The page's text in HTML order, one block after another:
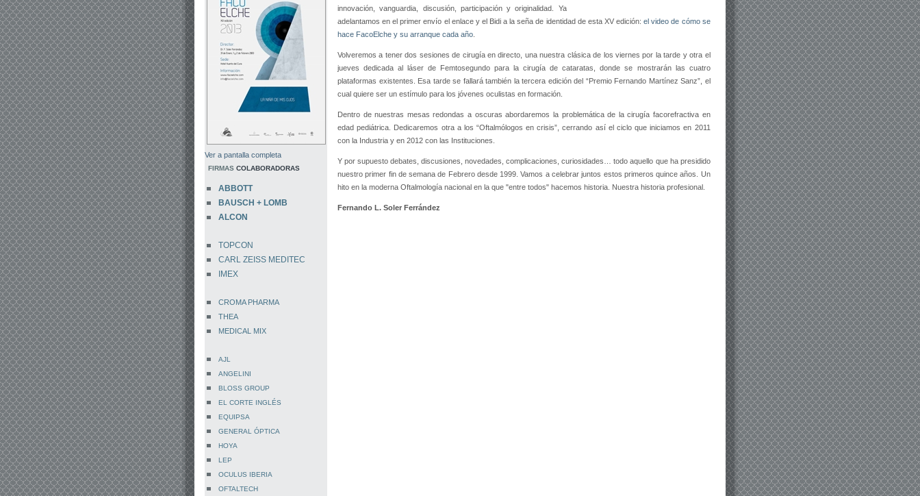
Ver a pantalla completa
FIRMAS COLABORADORAS
ABBOTT
BAUSCH + LOMB
ALCON
TOPCON
CARL ZEISS MEDITEC
IMEX
CROMA PHARMA
THEA
MEDICAL MIX
AJL
ANGELINI
BLOSS GROUP
EL CORTE INGLÉS
EQUIPSA
GENERAL ÓPTICA
HOYA
LEP
OCULUS IBERIA
OFTALTECH
innovación, vanguardia, discusión, participación y originalidad. Ya
adelantamos en el primer envío el enlace y el Bidi a la seña de identidad de esta XV edición:el video de cómo se
hace FacoElche y su arranque cada año
Volveremos a tener dos sesiones de cirugía en directo, una nuestra clásica de los viernes por la tarde y otra el
jueves dedicada al láser de Femtosegundo para la cirugía de cataratas, donde se mostrarán las cuatro
plataformas existentes. Esa tarde se fallará también la tercera edición del “Premio Fernando Martínez Sanz”, el
cual quiere ser un estímulo para los jóvenes oculistas en formación.
Dentro de nuestras mesas redondas a oscuras abordaremos la problemática de la cirugía facorefractiva en
edad pediátrica. Dedicaremos otra a los “Oftalmólogos en crisis”, cerrando así el ciclo que iniciamos en 2011
con la Industria y en 2012 con las Instituciones.
Y por supuesto debates, discusiones, novedades, complicaciones, curiosidades… todo aquello que ha presidido
nuestro primer fin de semana de Febrero desde 1999. Vamos a celebrar juntos estos primeros quince años. Un
hito en la moderna Oftalmología nacional en la que "entre todos" hacemos historia. Nuestra historia profesional.
Fernando L. Soler Ferrández